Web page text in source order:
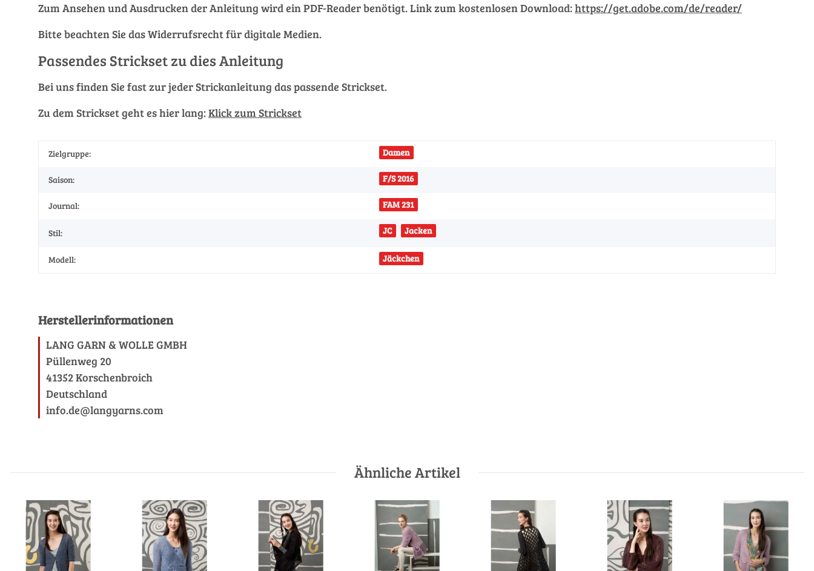
Zum Ansehen und Ausdrucken der Anleitung wird ein PDF-Reader benötigt. Link zum kostenlosen Download:https://get.adobe.com/de/reader/
Bitte beachten Sie das Widerrufsrecht für digitale Medien.
Passendes Strickset zu dies Anleitung
Bei uns finden Sie fast zur jeder Strickanleitung das passende Strickset.
Zu dem Strickset geht es hier lang:Klick zum Strickset
Zielgruppe: Damen
Saison: F/S 2016
Journal: FAM 231
Stil: JC Jacken
Modell: Jäckchen
Herstellerinformationen
LANG GARN & WOLLE GMBH
Püllenweg 20
41352 Korschenbroich
Deutschland
info.de@langyarns.com
Ähnliche Artikel